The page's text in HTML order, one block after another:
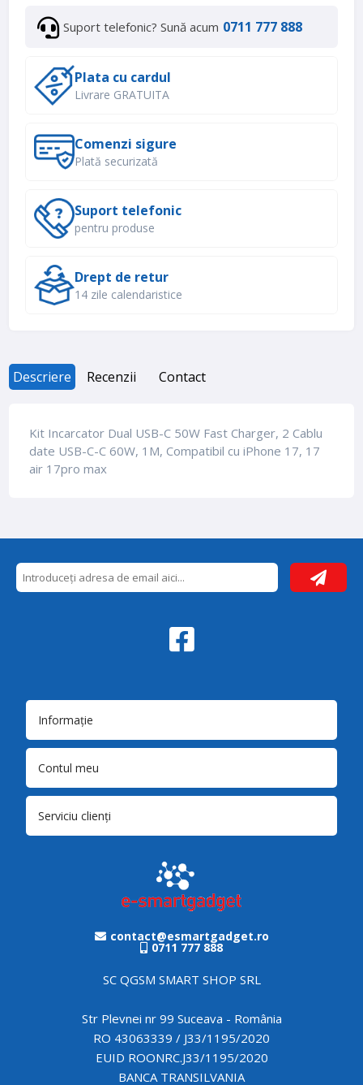
Suport telefonic? Sună acum 0711 777 888
Plata cu cardul
Livrare GRATUITA
Comenzi sigure
Plată securizată
Suport telefonic
pentru produse
Drept de retur
14 zile calendaristice
Descriere Recenzii Contact
Kit Incarcator Dual USB-C 50W Fast Charger, 2 Cablu
date USB-C-C 60W, 1M, Compatibil cu iPhone 17, 17
air 17pro max
Informație
Contul meu
Serviciu clienți
contact@esmartgadget.ro
0711 777 888
SC QGSM SMART SHOP SRL
Str Plevnei nr 99 Suceava - România
RO 43063339 / J33/1195/2020
EUID ROONRC.J33/1195/2020
BANCA TRANSILVANIA